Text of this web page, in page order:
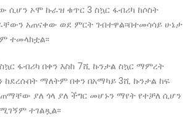
ኦሞ ኩራዝ ቁጥር 3 ስኳር ፋብሪካ ከሶስት
አጠናቀው ወደ ምርት ገብተዋል፡፡በተመሳሳይ ሁኔታ
ተመላክቷል፡፡
ፋብሪካ በቀን እስከ 7ሺ ኩንታል ስኳር ማምረት
ማለትም በቀን በአማካይ 3ሺ ኩንታል ከፍ
ያለ ጎላ ያለ ችግር መሆኑን ማየት የተቻለ ሲሆን
ተገልጿል፡፡